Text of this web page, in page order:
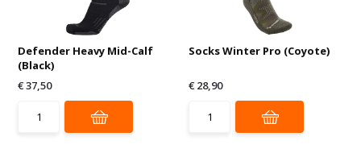
Defender Heavy Mid-Calf
(Black)
€ 37,50
Socks Winter Pro (Coyote)
€ 28,90